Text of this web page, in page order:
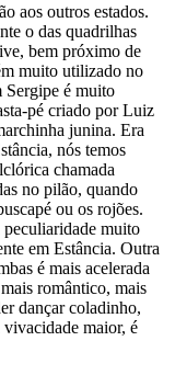
aos outros estados.
o das quadrilhas
bem próximo de
muito utilizado no
Sergipe é muito
pé criado por Luiz
junina. Era
nós temos
chamada
no pilão, quando
ou os rojões.
peculiaridade muito
em Estância. Outra
é mais acelerada
romântico, mais
dançar coladinho,
maior, é